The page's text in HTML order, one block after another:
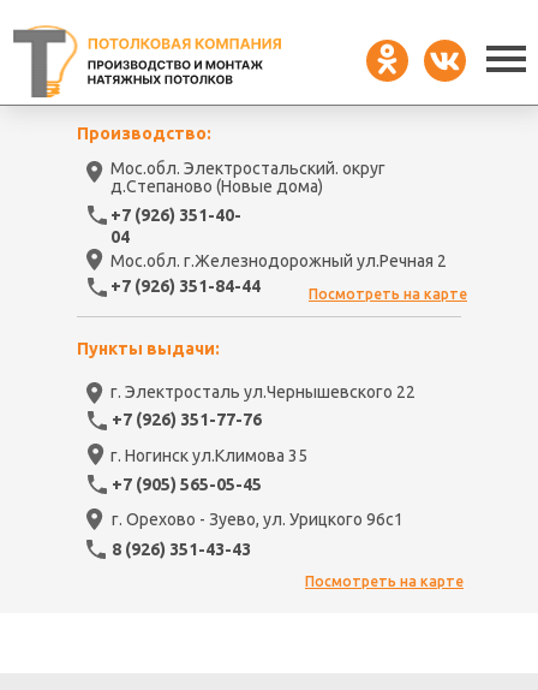
г. Ногинск ул.Климова 35
+7 (905) 565-05-45
г. Орехово - Зуево, ул. Урицкого 96с1
8 (926) 351-43-43
Мос.обл. Электростальский. округ
д.Степаново (Новые дома)
г. Электросталь ул.Чернышевского 22
Мос.обл. г.Железнодорожный ул.Речная 2
Производство:
Пункты выдачи:
+7 (926) 351-40-
04
+7 (926) 351-84-44
+7 (926) 351-77-76
Посмотреть на карте
Посмотреть на карте